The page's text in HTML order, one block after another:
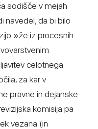
sodišče v mejah
navedel, da bi bilo
»že iz procesnih
celotnega
za kar v
pravne in dejanske
komisija pa
vezana (in